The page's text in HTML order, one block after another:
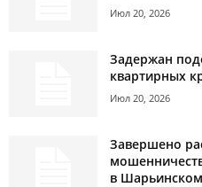
Июл 20, 2026
Задержан
квартирных
Июл 20, 2026
Завершено
в